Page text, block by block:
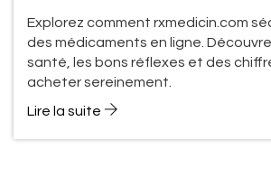
Explorez comment rxmedicin.com
des médicaments en ligne.
santé, les bons réflexes et des
acheter sereinement.
Lire la suite